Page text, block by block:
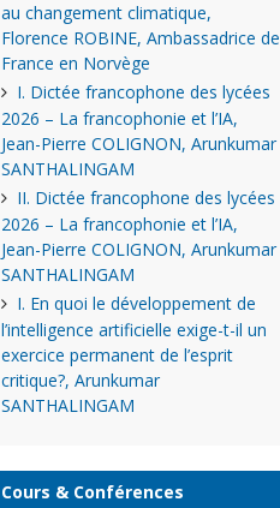
au changement climatique,
Florence ROBINE, Ambassadrice de
France en Norvège
I. Dictée francophone des lycées
2026 – La francophonie et l’IA,
Jean-Pierre COLIGNON, Arunkumar
SANTHALINGAM
II. Dictée francophone des lycées
2026 – La francophonie et l’IA,
Jean-Pierre COLIGNON, Arunkumar
SANTHALINGAM
I. En quoi le développement de
l’intelligence artificielle exige-t-il un
exercice permanent de l’esprit
critique?, Arunkumar
SANTHALINGAM
Cours & Conférences